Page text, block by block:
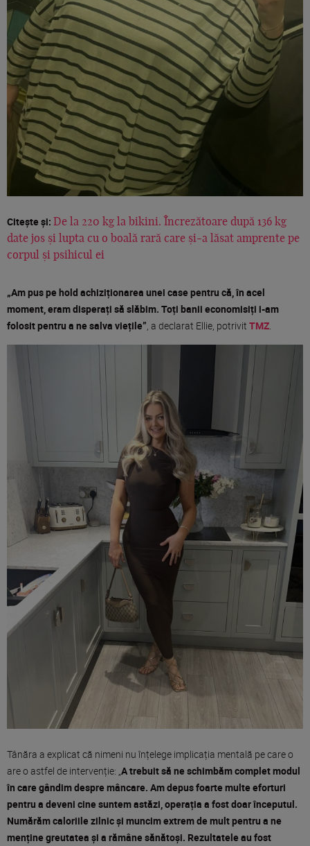
Citește și: De la 220 kg la bikini. Încrezătoare după 136 kg
date jos și lupta cu o boală rară care și-a lăsat amprente pe
corpul și psihicul ei
„Am pus pe hold achiziționarea unei case pentru că, în acel
moment, eram disperați să slăbim. Toți banii economisiți i-am
folosit pentru a ne salva viețile”, a declarat Ellie, potrivit TMZ.
Tânăra a explicat că nimeni nu înțelege implicația mentală pe care o
are o astfel de intervenție: „ A trebuit să ne schimbăm complet modul
în care gândim despre mâncare. Am depus foarte multe eforturi
pentru a deveni cine suntem astăzi, operația a fost doar începutul.
Numărăm caloriile zilnic și muncim extrem de mult pentru a ne
menține greutatea și a rămâne sănătoși. Rezultatele au fost